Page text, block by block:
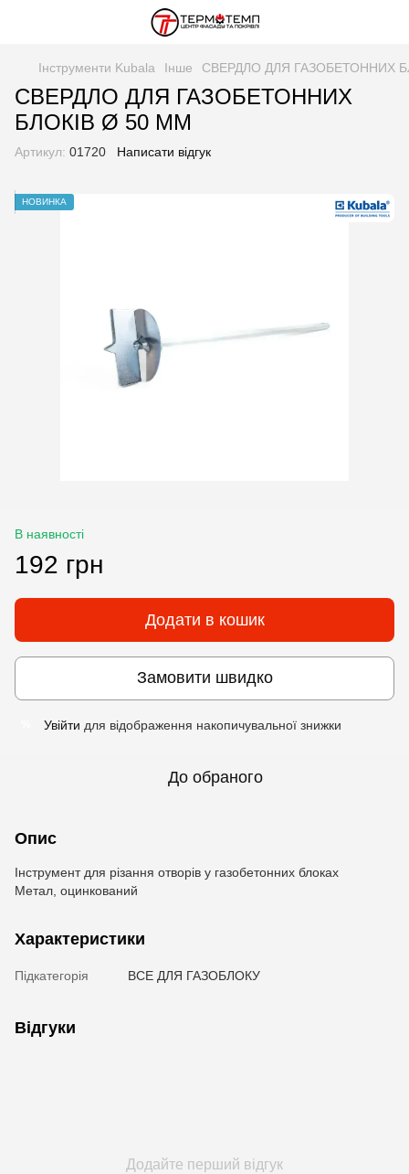
Інструменти Kubala Інше СВЕРДЛО ДЛЯ ГАЗОБЕТОННИХ
СВЕРДЛО ДЛЯ ГАЗОБЕТОННИХ
БЛОКІВ Ø 50 MM
Артикул: 01720 Написати відгук
НОВИНКА
В наявності
192 грн
Додати в кошик
Замовити швидко
Увійти для відображення накопичувальної знижки
До обраного
Опис
Інструмент для різання отворів у газобетонних блоках
Метал, оцинкований
Характеристики
Підкатегорія ВСЕ ДЛЯ ГАЗОБЛОКУ
Відгуки
Додайте перший відгук